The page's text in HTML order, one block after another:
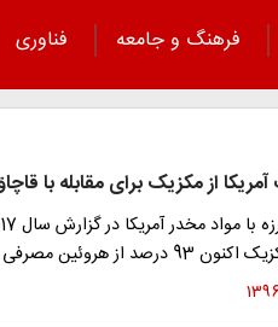
فرهنگ و جامعه
فناوری
از مکزیک برای مقابله با
هروئین مصرفی در آمریکا…